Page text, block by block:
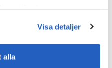
Visa detaljer
alla
transaktioner,
och smartare